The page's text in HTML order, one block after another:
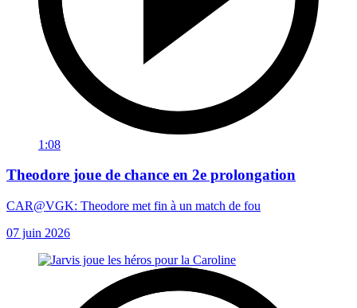
1:08
Theodore joue de chance en 2e prolongation
CAR@VGK: Theodore met fin à un match de fou
07 juin 2026